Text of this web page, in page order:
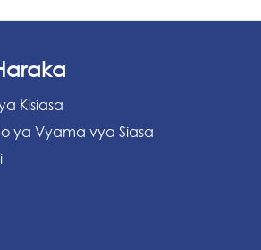
Kisiasa
ya Vyama vya Siasa